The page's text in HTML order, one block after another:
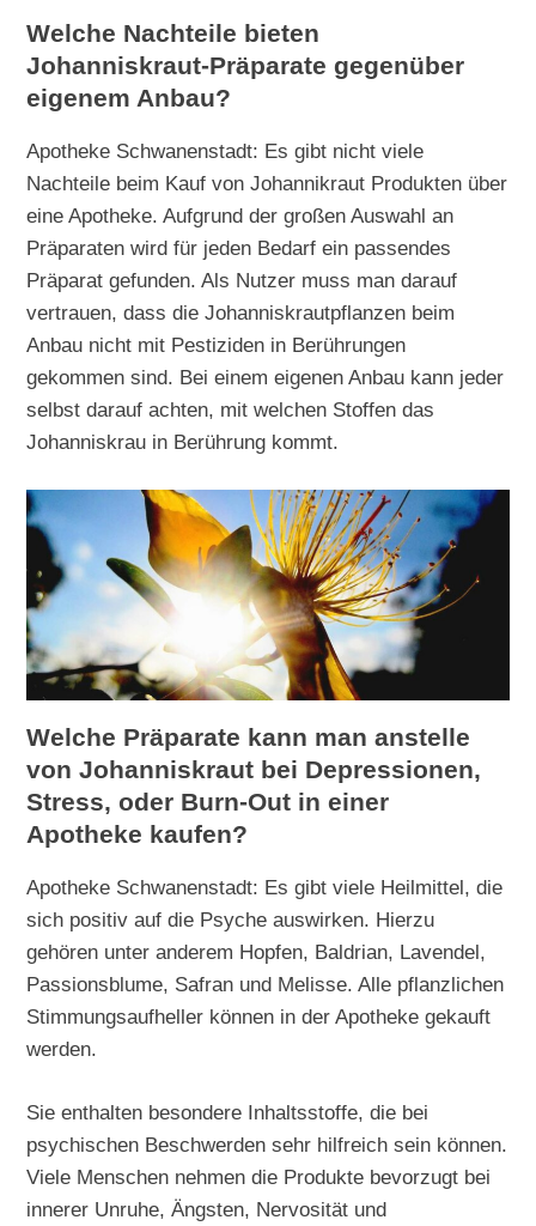
Welche Nachteile bieten
Johanniskraut-Präparate gegenüber
eigenem Anbau?
Apotheke Schwanenstadt: Es gibt nicht viele
Nachteile beim Kauf von Johannikraut Produkten über
eine Apotheke. Aufgrund der großen Auswahl an
Präparaten wird für jeden Bedarf ein passendes
Präparat gefunden. Als Nutzer muss man darauf
vertrauen, dass die Johanniskrautpflanzen beim
Anbau nicht mit Pestiziden in Berührungen
gekommen sind. Bei einem eigenen Anbau kann jeder
selbst darauf achten, mit welchen Stoffen das
Johanniskrau in Berührung kommt.
Welche Präparate kann man anstelle
von Johanniskraut bei Depressionen,
Stress, oder Burn-Out in einer
Apotheke kaufen?
Apotheke Schwanenstadt: Es gibt viele Heilmittel, die
sich positiv auf die Psyche auswirken. Hierzu
gehören unter anderem Hopfen, Baldrian, Lavendel,
Passionsblume, Safran und Melisse. Alle pflanzlichen
Stimmungsaufheller können in der Apotheke gekauft
werden.
Sie enthalten besondere Inhaltsstoffe, die bei
psychischen Beschwerden sehr hilfreich sein können.
Viele Menschen nehmen die Produkte bevorzugt bei
innerer Unruhe, Ängsten, Nervosität und